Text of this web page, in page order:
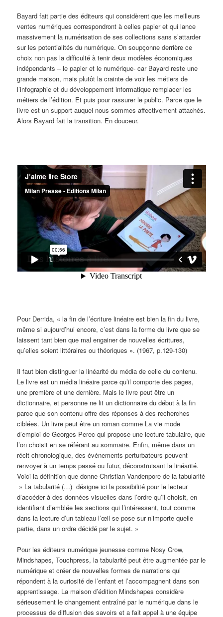
Bayard fait partie des éditeurs qui considèrent que les meilleurs
ventes numériques correspondront à celles papier et qui lance
massivement la numérisation de ses collections sans s’attarder
sur les potentialités du numérique. On soupçonne derrière ce
choix non pas la difficulté à tenir deux modèles économiques
indépendants – le papier et le numérique- car Bayard reste une
grande maison, mais plutôt la crainte de voir les métiers de
l’infographie et du développement informatique remplacer les
métiers de l’édition. Et puis pour rassurer le public. Parce que le
livre est un support auquel nous sommes affectivement attachés.
Alors Bayard fait la transition. En douceur.
Pour Derrida, « la fin de l’écriture linéaire est bien la fin du livre,
même si aujourd’hui encore, c’est dans la forme du livre que se
laissent tant bien que mal engainer de nouvelles écritures,
qu’elles soient littéraires ou théoriques ». (1967, p.129-130)
Il faut bien distinguer la linéarité du média de celle du contenu.
Le livre est un média linéaire parce qu’il comporte des pages,
une première et une dernière. Mais le livre peut être un
dictionnaire, et personne ne lit un dictionnaire du début à la fin
parce que son contenu offre des réponses à des recherches
ciblées. Un livre peut être un roman comme La vie mode
d’emploi de Georges Perec qui propose une lecture tabulaire, que
l’on choisit en se référant au sommaire. Enfin, même dans un
récit chronologique, des événements perturbateurs peuvent
renvoyer à un temps passé ou futur, déconstruisant la linéarité.
Voici la définition que donne Christian Vandenpore de la tabularité
» La tabularité (…) désigne ici la possibilité pour le lecteur
d’accéder à des données visuelles dans l’ordre qu’il choisit, en
identifiant d’emblée les sections qui l’intéressent, tout comme
dans la lecture d’un tableau l’œil se pose sur n’importe quelle
partie, dans un ordre décidé par le sujet. »
Pour les éditeurs numérique jeunesse comme Nosy Crow,
Mindshapes, Touchpress, la tabularité peut être augmentée par le
numérique et créer de nouvelles formes de narrations qui
répondent à la curiosité de l’enfant et l’accompagnent dans son
apprentissage. La maison d’édition Mindshapes considère
sérieusement le changement entraîné par le numérique dans le
processus de diffusion des savoirs et a fait appel à une équipe